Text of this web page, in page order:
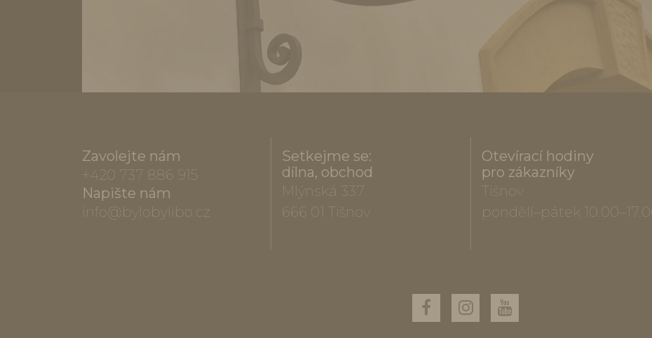
Zavolejte nám
+420 737 886 915
Napište nám
info@bylobylibo.cz
Setkejme se:
dílna, obchod
Mlýnská 337
666 01 Tišnov
Otevírací hodiny
pro zákazníky
Tišnov
pondělí–pátek 10.00–17.00